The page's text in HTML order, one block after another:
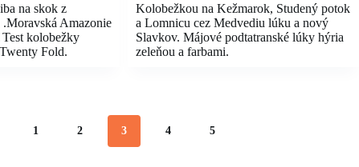
na skok z
Amazonie
kolobežky
Fold.
Kolobežkou na Kežmarok, Studený potok
a Lomnicu cez Medvediu lúku a nový
Slavkov. Májové podtatranské lúky hýria
zeleňou a farbami.
1 2 3 4 5